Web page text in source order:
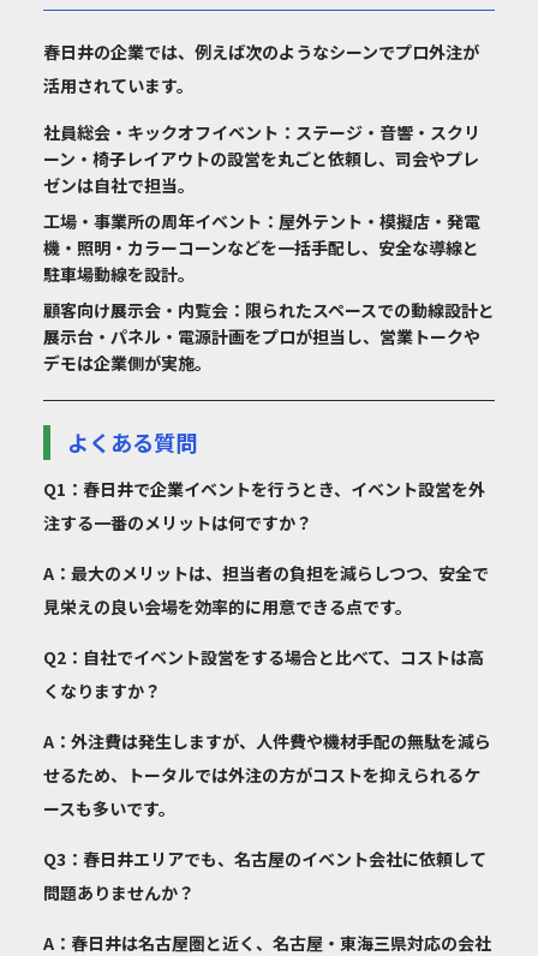
春日井の企業では、例えば次のようなシーンでプロ外注が
活用されています。
社員総会・キックオフイベント ：ステージ・音響・スクリ
ーン・椅子レイアウトの設営を丸ごと依頼し、司会やプレ
ゼンは自社で担当。
工場・事業所の周年イベント ：屋外テント・模擬店・発電
機・照明・カラーコーンなどを一括手配し、安全な導線と
駐車場動線を設計。
顧客向け展示会・内覧会：限られたスペースでの動線設計と
展示台・パネル・電源計画をプロが担当し、営業トークや
デモは企業側が実施。
よくある質問
Q1：春日井で企業イベントを行うとき、イベント設営を外
注する一番のメリットは何ですか？
A：最大のメリットは、担当者の負担を減らしつつ、安全で
見栄えの良い会場を効率的に用意できる点です。
Q2：自社でイベント設営をする場合と比べて、コストは高
くなりますか？
A：外注費は発生しますが、人件費や機材手配の無駄を減ら
せるため、トータルでは外注の方がコストを抑えられるケ
ースも多いです。
Q3：春日井エリアでも、名古屋のイベント会社に依頼して
問題ありませんか？
A：春日井は名古屋圏と近く、名古屋・東海三県対応の会社